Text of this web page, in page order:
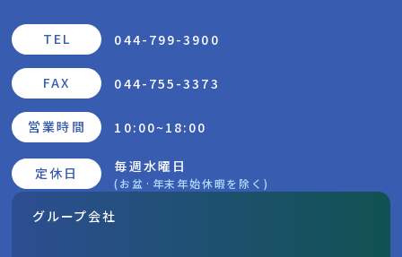
TEL 044-799-3900
FAX 044-755-3373
営業時間 10:00~18:00
定休日 毎週水曜日
(お盆·年末年始休暇を除く)
グループ会社